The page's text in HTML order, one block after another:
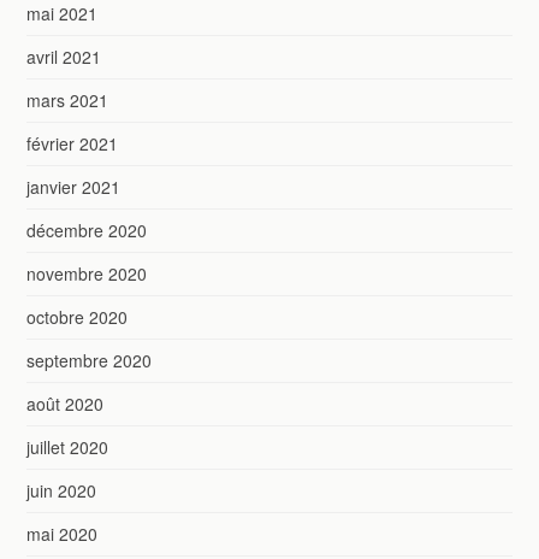
mai 2021
avril 2021
mars 2021
février 2021
janvier 2021
décembre 2020
novembre 2020
octobre 2020
septembre 2020
août 2020
juillet 2020
juin 2020
mai 2020